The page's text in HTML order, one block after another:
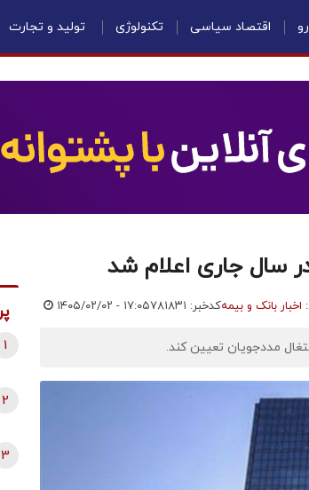
اقتصاد سیاسی تکنولوژی تولید و تجارت
سال جاری اعلام شد
اخبار بانک و بیمهکدخبر: ۷۸۱۸۳۱ ۱۴۰۵/۰۲/۰۲ - ۱۷:۰۵
1
2
3